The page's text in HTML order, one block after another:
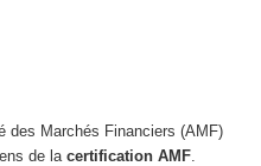
des Marchés Financiers (AMF)
de la certification AMF.